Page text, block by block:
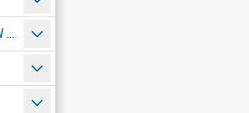
OCHRONA DANYCH OSOBOWYCH W URZĘDZIE MIASTA ŻORY - RODO